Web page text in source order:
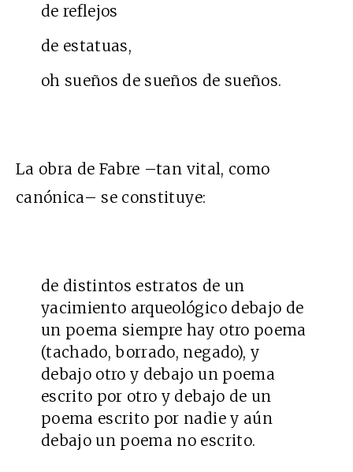
de reflejos
de estatuas,
oh sueños de sueños de sueños.
La obra de Fabre –tan vital, como
canónica– se constituye:
de distintos estratos de un
yacimiento arqueológico debajo de
un poema siempre hay otro poema
(tachado, borrado, negado), y
debajo otro y debajo un poema
escrito por otro y debajo de un
poema escrito por nadie y aún
debajo un poema no escrito.